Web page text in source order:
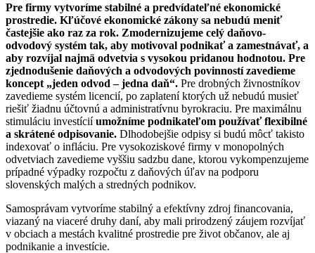
Pre firmy vytvoríme stabilné a predvídateľné ekonomické
prostredie. Kľúčové ekonomické zákony sa nebudú meniť
častejšie ako raz za rok. Zmodernizujeme celý daňovo-
odvodový systém tak, aby motivoval podnikať a zamestnávať, a
aby rozvíjal najmä odvetvia s vysokou pridanou hodnotou. Pre
zjednodušenie daňových a odvodových povinností zavedieme
koncept „jeden odvod – jedna daň“. Pre drobných živnostníkov
zavedieme systém licencií, po zaplatení ktorých už nebudú musieť
riešiť žiadnu účtovnú a administratívnu byrokraciu. Pre maximálnu
stimuláciu investíciíumožníme podnikateľom používať flexibilné
a skrátené odpisovanie. Dlhodobejšie odpisy si budú môcť takisto
indexovať o infláciu. Pre vysokoziskové firmy v monopolných
odvetviach zavedieme vyššiu sadzbu dane, ktorou vykompenzujeme
prípadné výpadky rozpočtu z daňových úľav na podporu
slovenských malých a stredných podnikov.
Samosprávam vytvoríme stabilný a efektívny zdroj financovania,
viazaný na viaceré druhy daní, aby mali prirodzený záujem rozvíjať
v obciach a mestách kvalitné prostredie pre život občanov, ale aj
podnikanie a investície.